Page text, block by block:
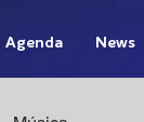
Agenda News